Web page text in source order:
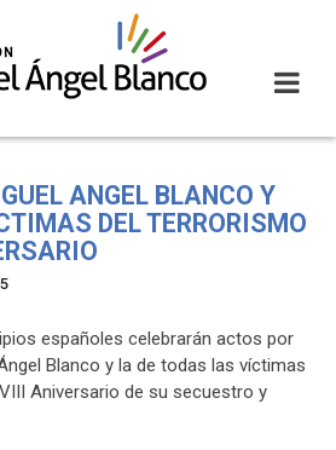
ANGEL BLANCO Y
DEL TERRORISMO
españoles celebrarán actos por
Blanco y la de todas las víctimas
Aniversario de su secuestro y